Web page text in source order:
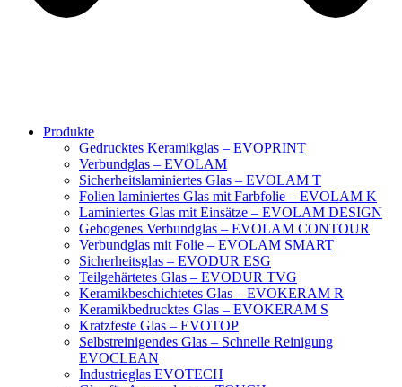
Produkte
Gedrucktes Keramikglas – EVOPRINT
Verbundglas – EVOLAM
Sicherheitslaminiertes Glas – EVOLAM T
Folien laminiertes Glas mit Farbfolie – EVOLAM K
Laminiertes Glas mit Einsätze – EVOLAM DESIGN
Gebogenes Verbundglas – EVOLAM CONTOUR
Verbundglas mit Folie – EVOLAM SMART
Sicherheitsglas – EVODUR ESG
Teilgehärtetes Glas – EVODUR TVG
Keramikbeschichtetes Glas – EVOKERAM R
Keramikbedrucktes Glas – EVOKERAM S
Kratzfeste Glas – EVOTOP
Selbstreinigendes Glas – Schnelle Reinigung
EVOCLEAN
Industrieglas EVOTECH